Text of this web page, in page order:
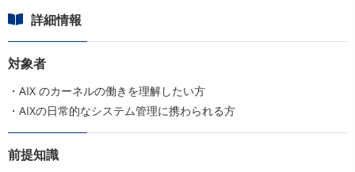
詳細情報
対象者
・AIX のカーネルの働きを理解したい方
・AIXの日常的なシステム管理に携わられる方
前提知識